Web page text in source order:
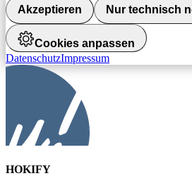
Akzeptieren Nur technisch
Cookies anpassen
DatenschutzImpressum
HOKIFY